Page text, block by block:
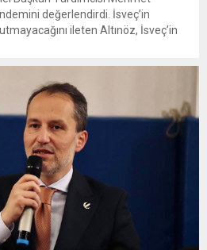
değerlendirdi. İsveç’in
ileten Altınöz, İsveç’in
Altınöz BBN Türk kanalının
ve İsveç...